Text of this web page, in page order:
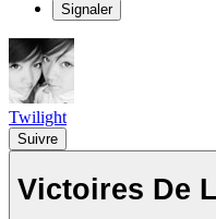
Signaler
Twilight
Suivre
Victoires De